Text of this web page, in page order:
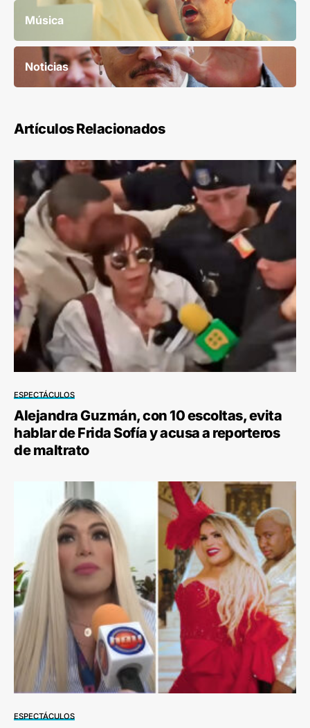
Música
Noticias
Artículos Relacionados
ESPECTÁCULOS
Alejandra Guzmán, con 10 escoltas, evita
hablar de Frida Sofía y acusa a reporteros
de maltrato
ESPECTÁCULOS